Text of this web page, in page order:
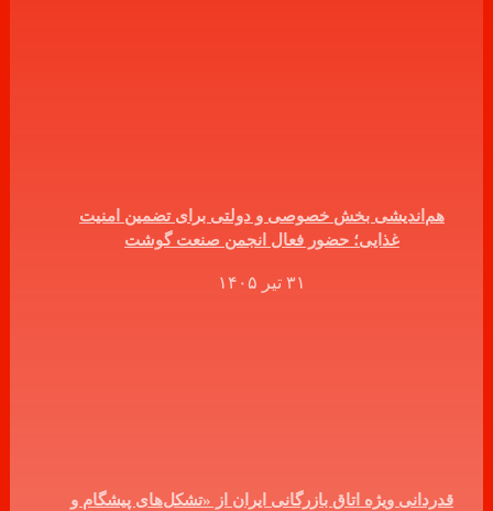
هم‌اندیشی بخش خصوصی و دولتی برای تضمین امنیت
غذایی؛ حضور فعال انجمن صنعت گوشت
۳۱ تیر ۱۴۰۵
قدردانی ویژه اتاق بازرگانی ایران از «تشکل‌های پیشگام و